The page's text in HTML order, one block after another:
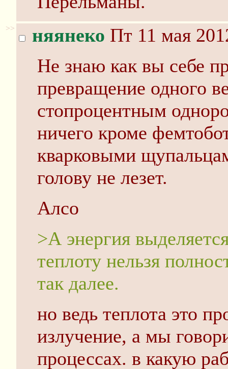
>> няянеко Пт 11 мая
Не знаю как вы себе
превращение одного
стопроцентным
ничего кроме
кварковыми
голову не лезет.
Алсо
>А энергия
теплоту нельзя
так далее.
но ведь теплота это
излучение, а мы
процессах. в какую